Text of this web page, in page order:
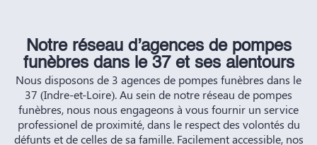
Notre réseau d’agences de pompes
funèbres dans le 37 et ses alentours
Nous disposons de 3 agences de pompes funèbres dans le
37 (Indre-et-Loire). Au sein de notre réseau de pompes
funèbres, nous nous engageons à vous fournir un service
professionel de proximité, dans le respect des volontés du
défunts et de celles de sa famille. Facilement accessible, nos